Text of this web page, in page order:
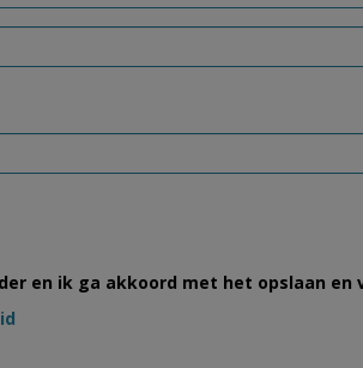
en ik ga akkoord met het opslaan